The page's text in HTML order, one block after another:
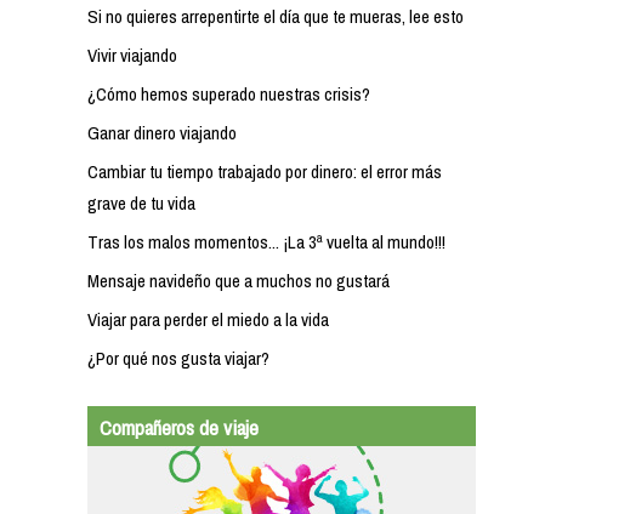
Si no quieres arrepentirte el día que te mueras, lee esto
Vivir viajando
¿Cómo hemos superado nuestras crisis?
Ganar dinero viajando
Cambiar tu tiempo trabajado por dinero: el error más
grave de tu vida
Tras los malos momentos... ¡La 3ª vuelta al mundo!!!
Mensaje navideño que a muchos no gustará
Viajar para perder el miedo a la vida
¿Por qué nos gusta viajar?
Compañeros de viaje